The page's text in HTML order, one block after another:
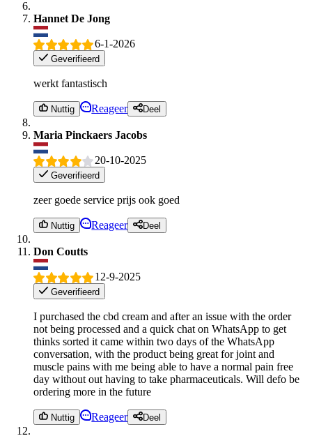
Hannet De Jong
6-1-2026
Geverifieerd
werkt fantastisch
Nuttig Reageer Deel
Maria Pinckaers Jacobs
20-10-2025
Geverifieerd
zeer goede service prijs ook goed
Nuttig Reageer Deel
Don Coutts
12-9-2025
Geverifieerd
I purchased the cbd cream and after an issue with the order
not being processed and a quick chat on WhatsApp to get
thinks sorted it came within two days of the WhatsApp
conversation, with the product being great for joint and
muscle pains with me being able to have a normal pain free
day without out having to take pharmaceuticals. Will defo be
ordering more in the future
Nuttig Reageer Deel